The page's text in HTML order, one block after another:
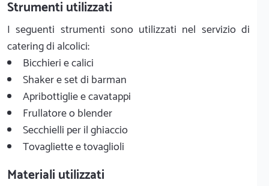
Strumenti utilizzati
I seguenti strumenti sono utilizzati nel servizio di
catering di alcolici:
Bicchieri e calici
Shaker e set di barman
Apribottiglie e cavatappi
Frullatore o blender
Secchielli per il ghiaccio
Tovagliette e tovaglioli
Materiali utilizzati